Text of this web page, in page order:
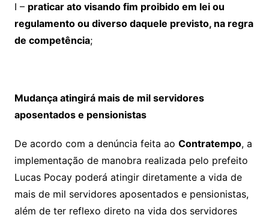
I – praticar ato visando fim proibido em lei ou
regulamento ou diverso daquele previsto, na regra
de competência;
Mudança atingirá mais de mil servidores
aposentados e pensionistas
De acordo com a denúncia feita ao Contratempo, a
implementação de manobra realizada pelo prefeito
Lucas Pocay poderá atingir diretamente a vida de
mais de mil servidores aposentados e pensionistas,
além de ter reflexo direto na vida dos servidores